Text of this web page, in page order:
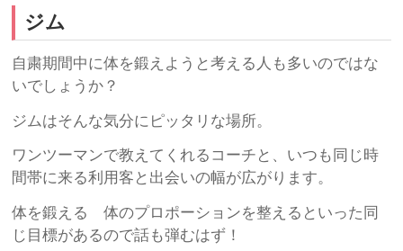
ジム
自粛期間中に体を鍛えようと考える人も多いのではな
いでしょうか？
ジムはそんな気分にピッタリな場所。
ワンツーマンで教えてくれるコーチと、いつも同じ時
間帯に来る利用客と出会いの幅が広がります。
体を鍛える 体のプロポーションを整えるといった同
じ目標があるので話も弾むはず！